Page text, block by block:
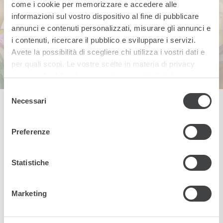
come i cookie per memorizzare e accedere alle
informazioni sul vostro dispositivo al fine di pubblicare
annunci e contenuti personalizzati, misurare gli annunci e
i contenuti, ricercare il pubblico e sviluppare i servizi.
Avete la possibilità di scegliere chi utilizza i vostri dati e
per quali scopi. Le vostre scelte in materia di privacy
sono applicabili solo su questa proprietà digitale in cui
revocare il proprio consenso in qualsiasi momento dalla
Dichiarazione sui cookie o facendo clic sull'icona di
e imposta le tue preferenze nella
sezione dettagli. Puoi
modificare o ritirare il tuo consenso in qualsiasi momento
annunci, per fornire funzionalità dei social media e per
Selezione
delNecessari
Preferenze
Statistiche
Marketing
TUSCANY